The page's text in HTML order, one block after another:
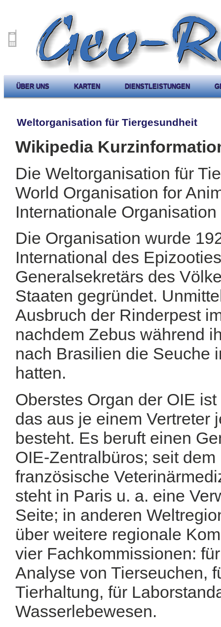
ÜBER UNS KARTEN DIENSTLEISTUNGEN
Weltorganisation für Tiergesundheit
Wikipedia
Die Weltorganisation für
World Organisation for
Internationale
Die Organisation wurde
International des
Generalsekretärs des
Staaten gegründet.
Ausbruch der Rinderpest
nachdem Zebus während
nach Brasilien die Seuche
hatten.
Oberstes Organ der OIE
das aus je einem Vertreter
besteht. Es beruft einen
OIE-Zentralbüros; seit
französische
steht in Paris u. a. eine
Seite; in anderen
über weitere regionale
vier Fachkommissionen:
Analyse von Tierseuchen,
Tierhaltung, für
Wasserlebewesen.